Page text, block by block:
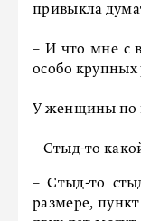
привыкла
– И что мне с
особо крупных
У женщины по
– Стыд-то
– Стыд-то
размере,